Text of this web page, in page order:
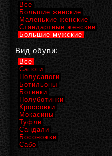
Все
Большие женские
Маленькие женские
Стандартные женские
Большие мужские
Вид обуви:
Все
Сапоги
Полусапоги
Ботильоны
Ботинки
Полуботинки
Кроссовки
Мокасины
Туфли
Сандали
Босоножки
Сабо